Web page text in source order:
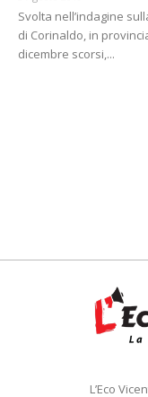
Svolta nell’indagine
di Corinaldo, in
dicembre scorsi,...
L’Eco